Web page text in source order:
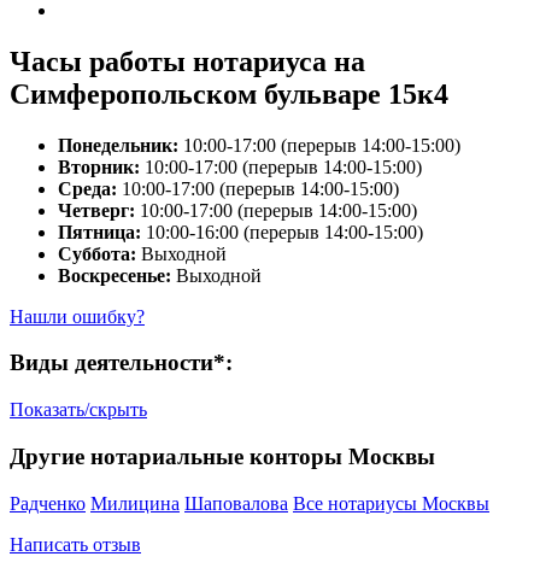
Часы работы нотариуса на
Симферопольском бульваре 15к4
Понедельник: 10:00-17:00 (перерыв 14:00-15:00)
Вторник: 10:00-17:00 (перерыв 14:00-15:00)
Среда: 10:00-17:00 (перерыв 14:00-15:00)
Четверг: 10:00-17:00 (перерыв 14:00-15:00)
Пятница: 10:00-16:00 (перерыв 14:00-15:00)
Суббота: Выходной
Воскресенье: Выходной
Нашли ошибку?
Виды деятельности*:
Показать/скрыть
Другие нотариальные конторы Москвы
Радченко Милицина Шаповалова Все нотариусы Москвы
Написать отзыв